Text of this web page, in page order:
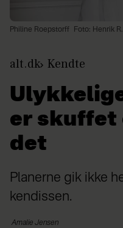
Philine Roepstorff Foto: Henrik
alt.dk Kendte
er skuffet
det
Planerne gik ikke
kendissen.
Amalie Jensen